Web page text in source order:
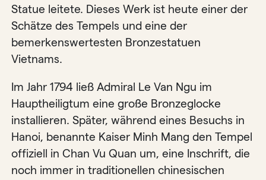
Statue leitete. Dieses Werk ist heute einer der
Schätze des Tempels und eine der
bemerkenswertesten Bronzestatuen
Vietnams.
Im Jahr 1794 ließ Admiral Le Van Ngu im
Hauptheiligtum eine große Bronzeglocke
installieren. Später, während eines Besuchs in
Hanoi, benannte Kaiser Minh Mang den Tempel
offiziell in Chan Vu Quan um, eine Inschrift, die
noch immer in traditionellen chinesischen